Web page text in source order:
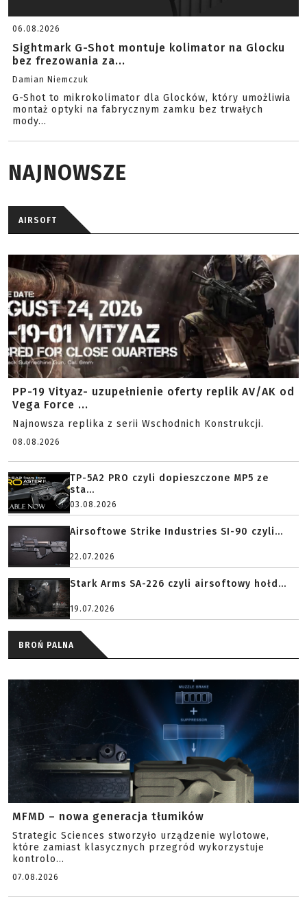
06.08.2026
Sightmark G-Shot montuje kolimator na Glocku
bez frezowania za...
Damian Niemczuk
G-Shot to mikrokolimator dla Glocków, który umożliwia
montaż optyki na fabrycznym zamku bez trwałych
mody...
NAJNOWSZE
AIRSOFT
PP-19 Vityaz- uzupełnienie oferty replik AV/AK od
Vega Force ...
Najnowsza replika z serii Wschodnich Konstrukcji.
08.08.2026
TP-5A2 PRO czyli dopieszczone MP5 ze
sta...
03.08.2026
Airsoftowe Strike Industries SI-90 czyli...
22.07.2026
Stark Arms SA-226 czyli airsoftowy hołd...
19.07.2026
BROŃ PALNA
MFMD – nowa generacja tłumików
Strategic Sciences stworzyło urządzenie wylotowe,
które zamiast klasycznych przegród wykorzystuje
kontrolo...
07.08.2026